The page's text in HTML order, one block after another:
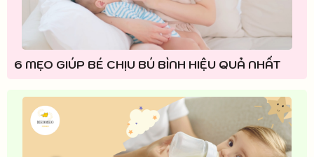
6 MẸO GIÚP BÉ CHỊU BÚ BÌNH HIỆU QUẢ NHẤT